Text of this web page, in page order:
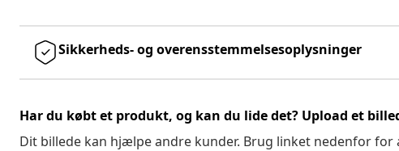
Sikkerheds- og overensstemmelsesoplysninger
Har du købt et produkt, og kan du lide det? Upload et
Dit billede kan hjælpe andre kunder. Brug linket nedenfor for